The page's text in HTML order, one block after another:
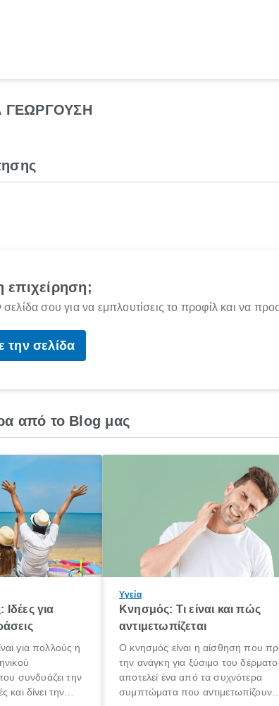
ΓΕΩΡΓΟΥΣΗ
επιχείρηση;
σου για να εμπλουτίσεις το προφίλ και να
την σελίδα
από το Blog μας
για
για πολλούς η
συνδυάζει την
και δίνει την
Υγεία
Κνησμός: Τι είναι και πώς
αντιμετωπίζεται
Ο κνησμός είναι η αίσθηση που
την ανάγκη για ξύσιμο του
αποτελεί ένα από τα συχνότερα
συμπτώματα που αντιμετωπίζουν